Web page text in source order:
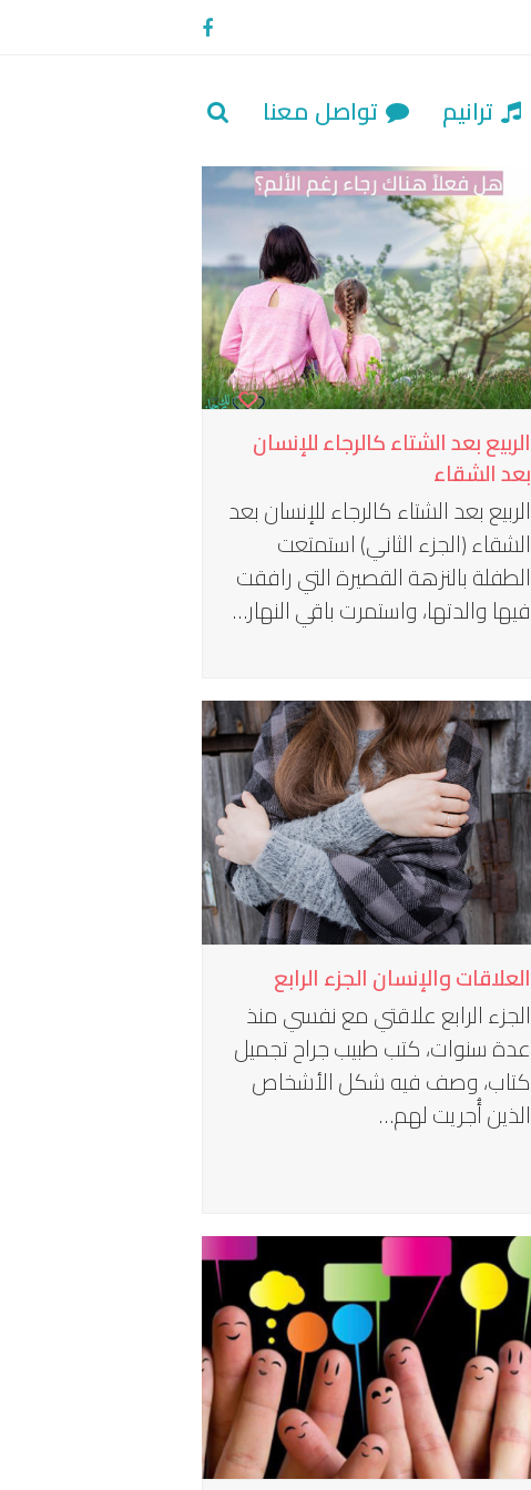
ترانيم تواصل معنا
الربيع بعد الشتاء كالرجاء للإنسان
بعد الشقاء
الربيع بعد الشتاء كالرجاء للإنسان بعد
الشقاء (الجزء الثاني) استمتعت
الطفلة بالنزهة القصيرة التي رافقت
فيها والدتها، واستمرت باقي النهار…
العلاقات والإنسان الجزء الرابع
الجزء الرابع علاقتي مع نفسي منذ
عدة سنوات، كتب طبيب جراح تجميل
كتاب، وصف فيه شكل الأشخاص
الذين أُجريت لهم…